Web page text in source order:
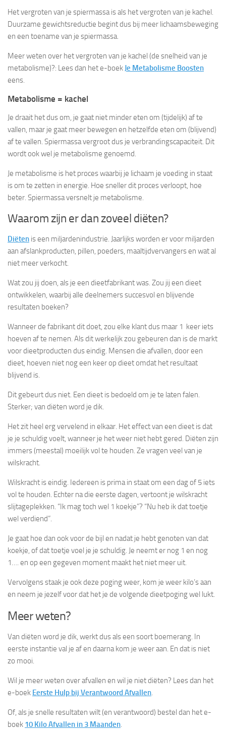
Het vergroten van je spiermassa is als het vergroten van je kachel.
Duurzame gewichtsreductie begint dus bij meer lichaamsbeweging
en een toename van je spiermassa.
Meer weten over het vergroten van je kachel (de snelheid van je
metabolisme)?: Lees dan het e-boek Je Metabolisme Boosten
eens.
Metabolisme = kachel
Je draait het dus om, je gaat niet minder eten om (tijdelijk) af te
vallen, maar je gaat meer bewegen en hetzelfde eten om (blijvend)
af te vallen. Spiermassa vergroot dus je verbrandingscapaciteit. Dit
wordt ook wel je metabolisme genoemd.
Je metabolisme is het proces waarbij je lichaam je voeding in staat
is om te zetten in energie. Hoe sneller dit proces verloopt, hoe
beter. Spiermassa versnelt je metabolisme.
Waarom zijn er dan zoveel diëten?
Diëten is een miljardenindustrie. Jaarlijks worden er voor miljarden
aan afslankproducten, pillen, poeders, maaltijdvervangers en wat al
niet meer verkocht.
Wat zou jij doen, als je een dieetfabrikant was. Zou jij een dieet
ontwikkelen, waarbij alle deelnemers succesvol en blijvende
resultaten boeken?
Wanneer de fabrikant dit doet, zou elke klant dus maar 1 keer iets
hoeven af te nemen. Als dit werkelijk zou gebeuren dan is de markt
voor dieetproducten dus eindig. Mensen die afvallen, door een
dieet, hoeven niet nog een keer op dieet omdat het resultaat
blijvend is.
Dit gebeurt dus niet. Een dieet is bedoeld om je te laten falen.
Sterker; van diëten word je dik.
Het zit heel erg vervelend in elkaar. Het effect van een dieet is dat
je je schuldig voelt, wanneer je het weer niet hebt gered. Diëten zijn
immers (meestal) moeilijk vol te houden. Ze vragen veel van je
wilskracht.
Wilskracht is eindig. Iedereen is prima in staat om een dag of 5 iets
vol te houden. Echter na die eerste dagen, vertoont je wilskracht
slijtageplekken. “Ik mag toch wel 1 koekje”? “Nu heb ik dat toetje
wel verdiend”.
Je gaat hoe dan ook voor de bijl en nadat je hebt genoten van dat
koekje, of dat toetje voel je je schuldig. Je neemt er nog 1 en nog
1…. en op een gegeven moment maakt het niet meer uit.
Vervolgens staak je ook deze poging weer, kom je weer kilo’s aan
en neem je jezelf voor dat het je de volgende dieetpoging wel lukt.
Meer weten?
Van diëten word je dik, werkt dus als een soort boemerang. In
eerste instantie val je af en daarna kom je weer aan. En dat is niet
zo mooi.
Wil je meer weten over afvallen en wil je niet diëten? Lees dan het
e-boek Eerste Hulp bij Verantwoord Afvallen
Of, als je snelle resultaten wilt (en verantwoord) bestel dan het e-
boek 10 Kilo Afvallen in 3 Maanden